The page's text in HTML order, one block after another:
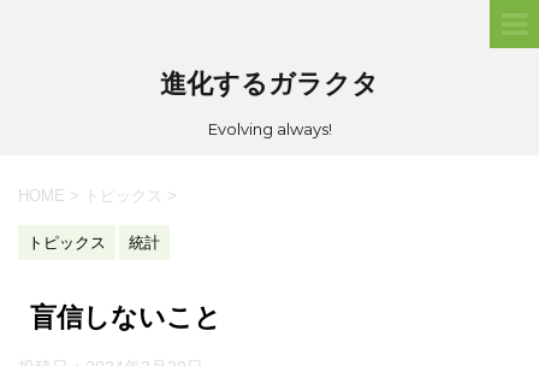
進化するガラクタ
Evolving always!
HOME > トピックス >
トピックス 統計
盲信しないこと